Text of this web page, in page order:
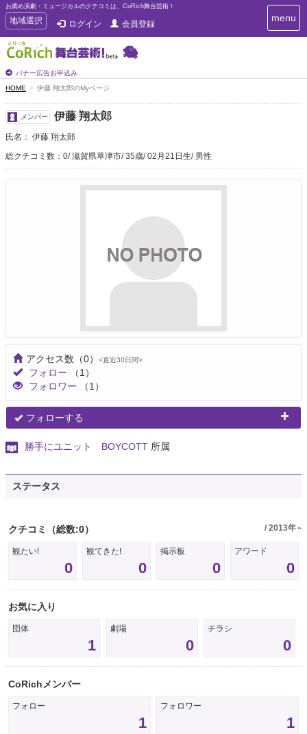
お薦め演劇・ミュージカルのクチコミは、CoRich舞台芸術！
T
o
g
g
e
n
a
v
i
g
t
i
地域選択 ログイン 会員登録
バナー広告お申込み
T
o
a
t
menu
HOME 伊藤 翔太郎のMyページ
メンバー 伊藤 翔太郎
氏名： 伊藤 翔太郎
総クチコミ数：0 滋賀県草津市 35歳 02月21日生 男性
アクセス数 （0） <直近30日間>
フォロー
（1）
フォロワー
（1）
フォローする
勝手にユニット BOYCOTT 所属
ステータス
クチコミ （総数:0） / 2013年～
観たい!
0
観てきた!
0
掲示板
0
アワード
0
お気に入り
団体
1
劇場
0
チラシ
0
CoRichメンバー
フォロー
1
フォロワー
1